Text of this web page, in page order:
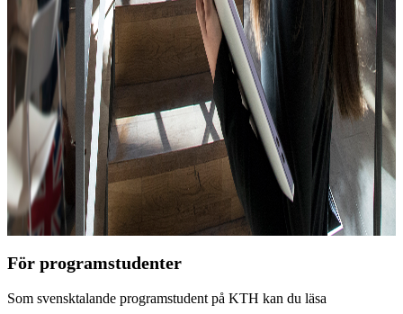
För programstudenter
Som svensktalande programstudent på KTH kan du läsa